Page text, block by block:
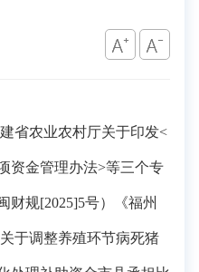
农业农村厅关于印发<
资金管理办法>等三个专
财规[2025]5号）《福州
于调整养殖环节病死猪